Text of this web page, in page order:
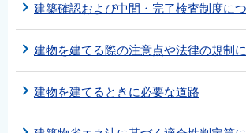
建築確認および中間・完了検査制度に
建物を建てる際の注意点や法律の規制
建物を建てるときに必要な道路